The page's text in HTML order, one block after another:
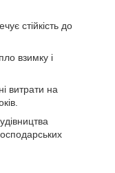
стійкість до
взимку і
витрати на